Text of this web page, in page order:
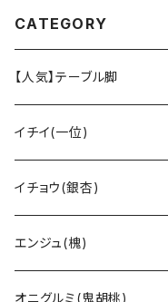
CATEGORY
【人気】テーブル脚
イチイ(一位)
イチョウ(銀杏)
エンジュ(槐)
オニグルミ(鬼胡桃)